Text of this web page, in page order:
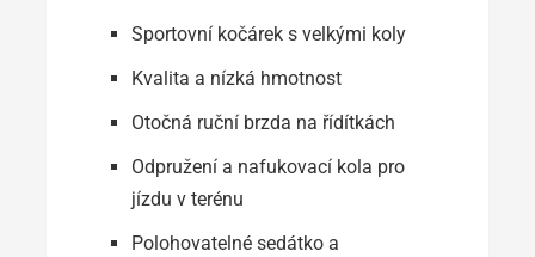
Sportovní kočárek s velkými koly
Kvalita a nízká hmotnost
Otočná ruční brzda na řídítkách
Odpružení a nafukovací kola pro
jízdu v terénu
Polohovatelné sedátko a